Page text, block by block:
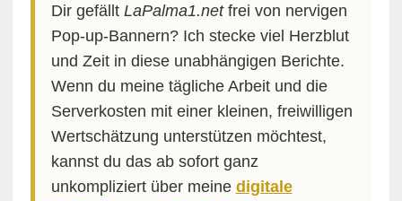
Dir gefällt LaPalma1.netfrei von nervigen
Pop-up-Bannern? Ich stecke viel Herzblut
und Zeit in diese unabhängigen Berichte.
Wenn du meine tägliche Arbeit und die
Serverkosten mit einer kleinen, freiwilligen
Wertschätzung unterstützen möchtest,
kannst du das ab sofort ganz
unkompliziert über meine digitale